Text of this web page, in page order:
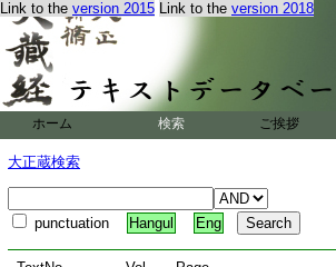
Link to the version 2015 Link to the version 2018
ホーム 検索 ご挨拶
大正蔵検索
punctuation Hangul Eng